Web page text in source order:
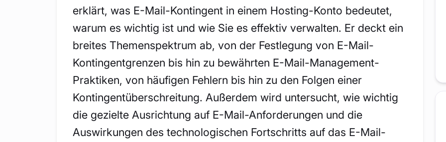
erklärt, was E-Mail-Kontingent in einem Hosting-Konto bedeutet,
warum es wichtig ist und wie Sie es effektiv verwalten. Er deckt ein
breites Themenspektrum ab, von der Festlegung von E-Mail-
Kontingentgrenzen bis hin zu bewährten E-Mail-Management-
Praktiken, von häufigen Fehlern bis hin zu den Folgen einer
Kontingentüberschreitung. Außerdem wird untersucht, wie wichtig
die gezielte Ausrichtung auf E-Mail-Anforderungen und die
Auswirkungen des technologischen Fortschritts auf das E-Mail-